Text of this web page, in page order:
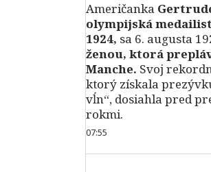
Američanka
olympijská
1924, sa 6. augusta
ženou, ktorá
Manche. Svoj
ktorý získala
vĺn“, dosiahla pred
rokmi.
07:55